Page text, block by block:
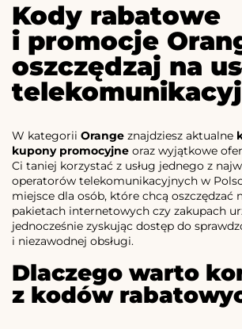
Kody rabatowe
i promocje
oszczędzaj na
W kategorii Orange znajdziesz aktualne
kupony promocyjne oraz wyjątkowe
Ci taniej korzystać z usług jednego z
operatorów telekomunikacyjnych w
miejsce dla osób, które chcą oszczędzać
pakietach internetowych czy zakupach
jednocześnie zyskując dostęp do
i niezawodnej obsługi.
Dlaczego warto
z kodów